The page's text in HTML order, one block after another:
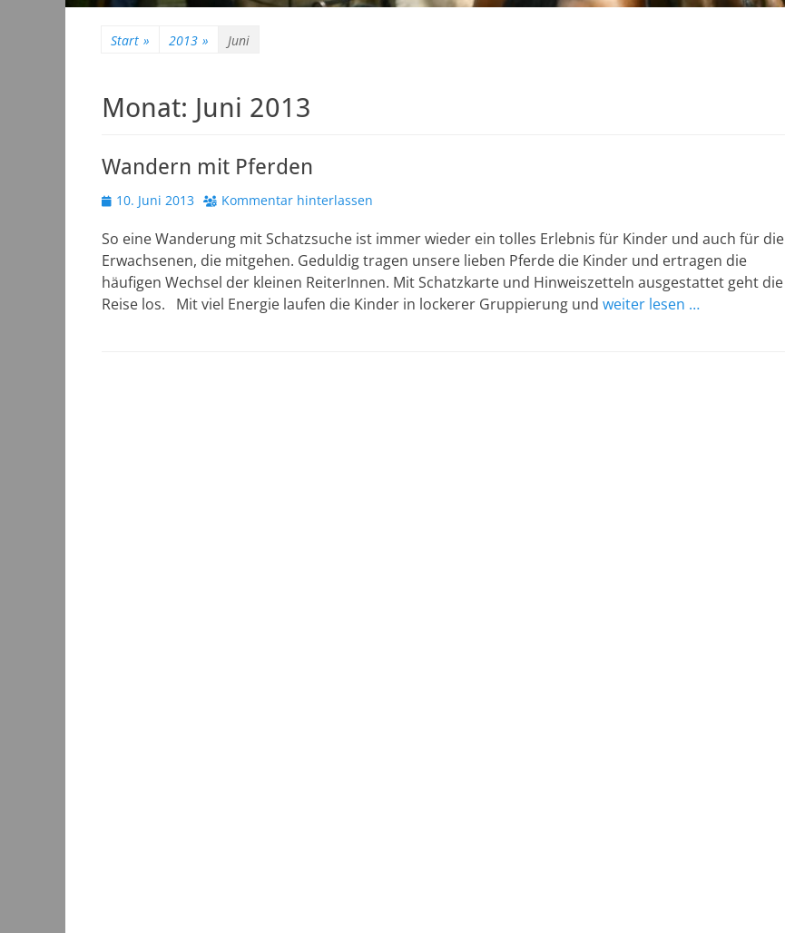
Start » 2013 » Juni
Monat: Juni 2013
Wandern mit Pferden
Veröffentlicht
10. Juni 2013 Kommentar hinterlassen
So eine Wanderung mit Schatzsuche ist immer wieder ein tolles Erlebnis für Kinder und auch für die
Erwachsenen, die mitgehen. Geduldig tragen unsere lieben Pferde die Kinder und ertragen die
häufigen Wechsel der kleinen ReiterInnen. Mit Schatzkarte und Hinweiszetteln ausgestattet geht die
Reise los. Mit viel Energie laufen die Kinder in lockerer Gruppierung und weiter lesen …